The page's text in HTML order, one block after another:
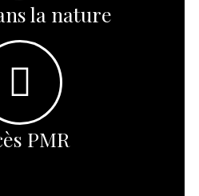
la nature
PMR